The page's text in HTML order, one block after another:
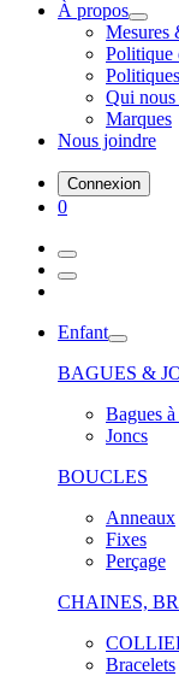
À propos
Mesures
Politique
Qui nous
Marques
Nous joindre
Connexion
0
Enfant
BAGUES &
Bagues
Joncs
BOUCLES
Anneaux
Fixes
Perçage
CHAINES,
Bracelets